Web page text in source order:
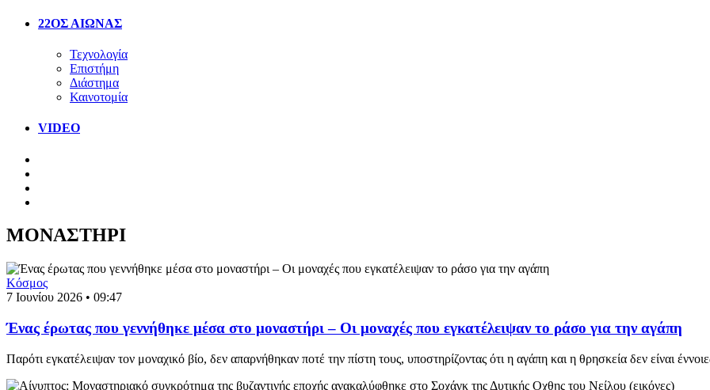
22ΟΣ ΑΙΩΝΑΣ
Τεχνολογία
Επιστήμη
Διάστημα
Καινοτομία
VIDEO
ΜΟΝΑΣΤΗΡΙ
Κόσμος
7 Ιουνίου 2026 • 09:47
Ένας έρωτας που γεννήθηκε μέσα στο μοναστήρι – Οι μοναχές που εγκατέλειψαν το ράσο για την αγάπη
Παρότι εγκατέλειψαν τον μοναχικό βίο, δεν απαρνήθηκαν ποτέ την πίστη τους, υποστηρίζοντας ότι η αγάπη και η θρησκεία δεν είναι